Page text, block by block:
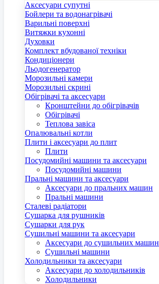
Аксесуари супутні
Бойлери та водонагрівачі
Варильні поверхні
Витяжки кухонні
Духовки
Комплект вбудованої техніки
Кондиціонери
Льодогенератор
Морозильні камери
Морозильні скрині
Обігрівачі та аксесуари
Кронштейни до обігрівачів
Обігрівачі
Теплова завіса
Опалювальні котли
Плити і аксесуари до плит
Плити
Посудомийні машини та аксесуари
Посудомийні машини
Пральні машини та аксесуари
Аксесуари до пральних машин
Пральні машини
Сталеві радіатори
Сушарка для рушників
Сушарки для рук
Сушильні машини та аксесуари
Аксесуари до сушильних машин
Сушильні машини
Холодильники та аксесуари
Аксесуари до холодильників
Холодильники